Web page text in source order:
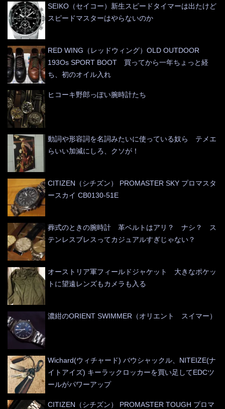
SEIKO（セイコー）新生スピードタイマーは出たけど
スピードマスターはやらないのか
RED WING（レッドウィング）OLD OUTDOOR
193Os SPORT BOOT 買ってから一年ちょっと経
ち、初のオイル入れ
ヒコーキ野郎っぽい腕時計たち
動詞や形容詞を名詞みたいに使っている奴ら テメエ
らいい加減にしろ、クソが！
CITIZEN（シチズン） PROMASTER SKY プロマスタ
ースカイ CB0130-51E
葬式のときの腕時計 革ベルトはアリ？ ナシ？ ス
テンレスブレスってカジュアルすぎじゃない？
オーストリア軍フィールドジャケット 大きなポケッ
トに望遠レンズもカメラも入る
濃紺のORIENT SWIMMER（オリエント スイマー）
Wichard(ウィチャード) バウシャックル、NITEIZE(ナ
イトアイズ) キーラックロッカーを買い足してEDCツ
ールがパワーアップ
CITIZEN（シチズン） PROMASTER TOUGH プロマ